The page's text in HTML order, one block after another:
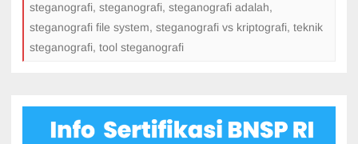
steganografi, steganografi, steganografi adalah,
steganografi file system, steganografi vs kriptografi, teknik
steganografi, tool steganografi